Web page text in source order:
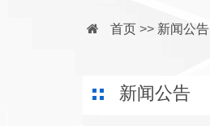
首页 >> 新闻公告
新闻公告